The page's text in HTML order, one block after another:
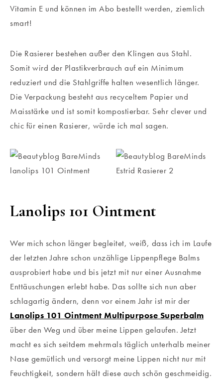
Vitamin E und können im Abo bestellt werden, ziemlich
smart!
Die Rasierer bestehen außer den Klingen aus Stahl.
Somit wird der Plastikverbrauch auf ein Minimum
reduziert und die Stahlgriffe halten wesentlich länger.
Die Verpackung besteht aus recyceltem Papier und
Maisstärke und ist somit kompostierbar. Sehr clever und
chic für einen Rasierer, würde ich mal sagen.
Lanolips 101 Ointment
Wer mich schon länger begleitet, weiß, dass ich im Laufe
der letzten Jahre schon unzählige Lippenpflege Balms
ausprobiert habe und bis jetzt mit nur einer Ausnahme
Enttäuschungen erlebt habe. Das sollte sich nun aber
schlagartig ändern, denn vor einem Jahr ist mir der
Lanolips 101 Ointment Multipurpose Superbalm
über den Weg und über meine Lippen gelaufen. Jetzt
macht es sich seitdem mehrmals täglich unterhalb meiner
Nase gemütlich und versorgt meine Lippen nicht nur mit
Feuchtigkeit, sondern hält diese auch schön geschmeidig.